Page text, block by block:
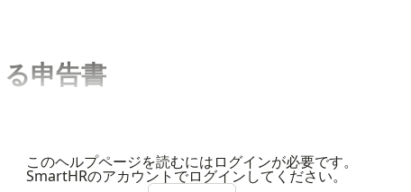
申告書
このヘルプページを読むにはログインが必要です。
SmartHRのアカウントでログインしてください。